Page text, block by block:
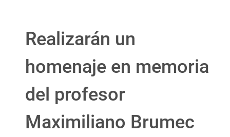
Realizarán un
homenaje en memoria
del profesor
Maximiliano Brumec